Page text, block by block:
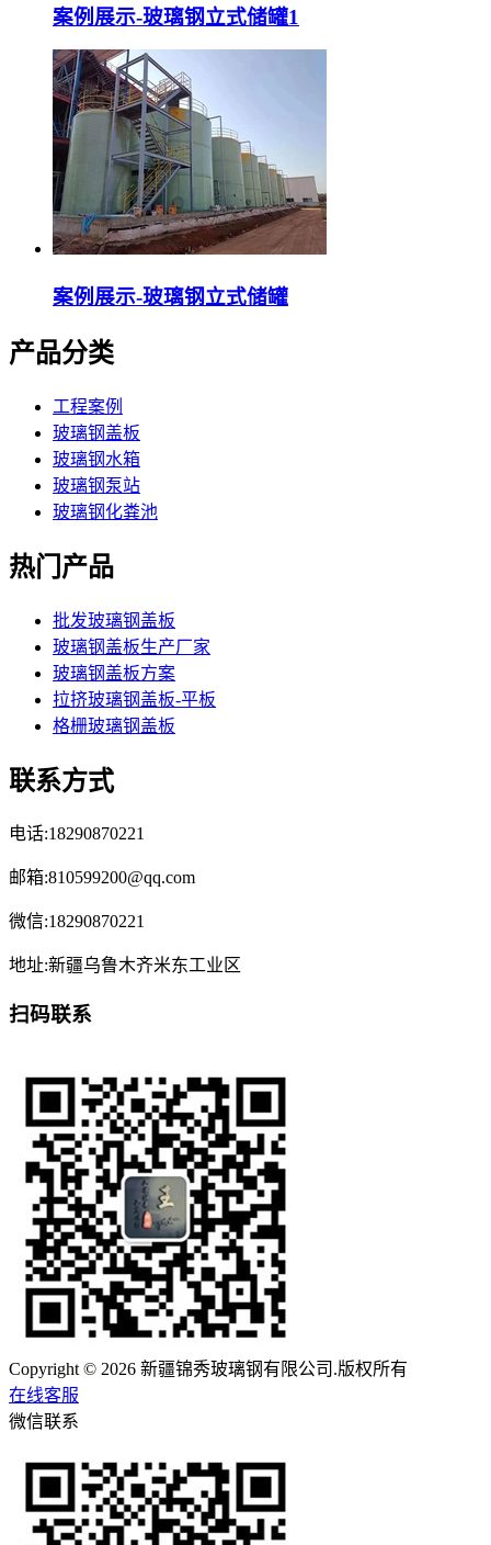
案例展示-玻璃钢立式储罐1
案例展示-玻璃钢立式储罐
产品分类
工程案例
玻璃钢盖板
玻璃钢水箱
玻璃钢泵站
玻璃钢化粪池
热门产品
批发玻璃钢盖板
玻璃钢盖板生产厂家
玻璃钢盖板方案
拉挤玻璃钢盖板-平板
格栅玻璃钢盖板
联系方式
电话:18290870221
邮箱:810599200@qq.com
微信:18290870221
地址:新疆乌鲁木齐米东工业区
扫码联系
Copyright © 2026 新疆锦秀玻璃钢有限公司.版权所有
在线客服
微信联系